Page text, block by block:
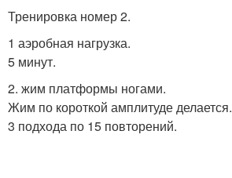
Тренировка номер 2.
1 аэробная нагрузка.
5 минут.
2. жим платформы ногами.
Жим по короткой амплитуде делается.
3 подхода по 15 повторений.